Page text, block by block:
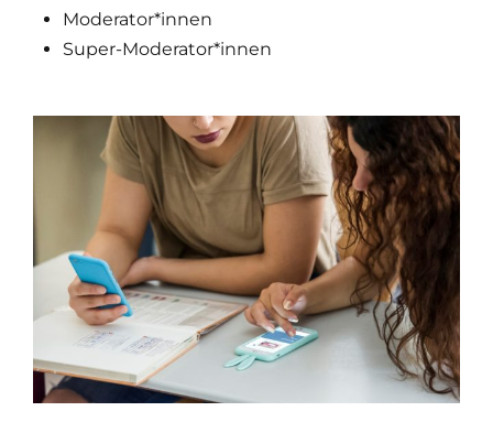
Moderator*innen
Super-Moderator*innen